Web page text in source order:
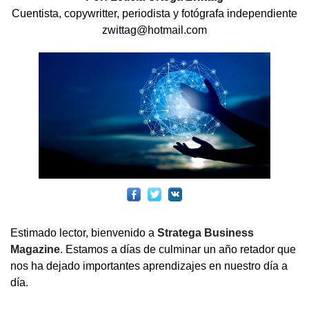
Cuentista, copywritter, periodista y fotógrafa independiente
zwittag@hotmail.com
Estimado lector, bienvenido a Stratega Business
Magazine. Estamos a días de culminar un año retador que
nos ha dejado importantes aprendizajes en nuestro día a
día.